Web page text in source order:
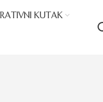
KUTAK